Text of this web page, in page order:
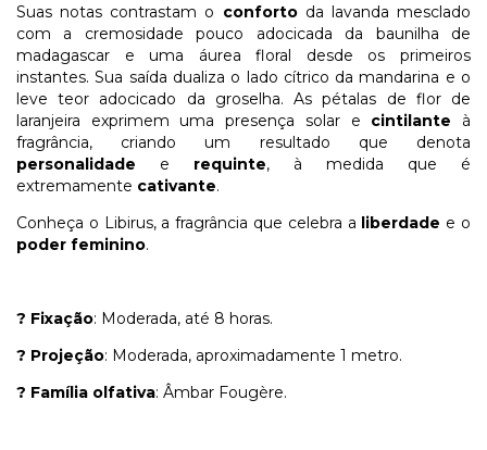
Suas notas contrastam o confortoda lavanda mesclado
com a cremosidade pouco adocicada da baunilha de
madagascar e uma áurea floral desde os primeiros
instantes. Sua saída dualiza o lado cítrico da mandarina e o
leve teor adocicado da groselha. As pétalas de flor de
laranjeira exprimem uma presença solar e cintilante à
fragrância, criando um resultado que denota
personalidade e requinte, à medida que é
extremamente cativante.
Conheça o Libirus, a fragrância que celebra a liberdade e o
poder feminino.
? Fixação: Moderada, até 8 horas.
? Projeção: Moderada, aproximadamente 1 metro.
? Família olfativa: Âmbar Fougère.